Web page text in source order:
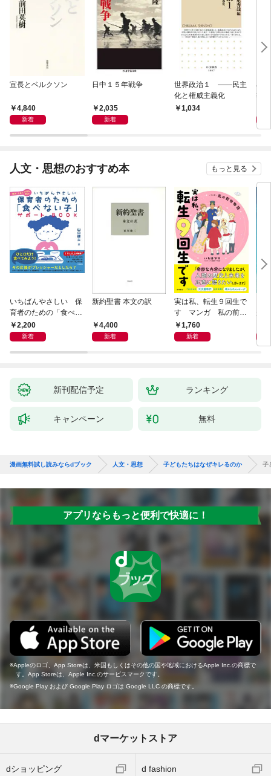
宣長とベルクソン
4,840
新着
日中１５年戦争
2,035
新着
世界政治１ ――民主
化と権威主義化
1,034
石
導
人文・思想のおすすめ本 もっと見る
いちばんやさしい 保
育者のための「食べな
い子」サポートＢＯＯ
Ｋ 偏食・少食のお悩
2,200
新着
新約聖書 本文の訳
4,400
新着
実は私、転生９回生で
す マンガ 私の前世
物語1,760
新着
が
新刊配信予定 ランキング
キャンペーン 無料
漫画無料試し読みならdブック 人文・思想 子どもたちはなぜキレるのか 子
アプリならもっと便利で快適に！
Appleのロゴ、App Storeは、米国もしくはその他の国や地域におけるApple Inc.の商標で
す。App Storeは、Apple Inc.のサービスマークです。
Google Play および Google Play ロゴは Google LLC の商標です。
dマーケットストア
dショッピング d fashion